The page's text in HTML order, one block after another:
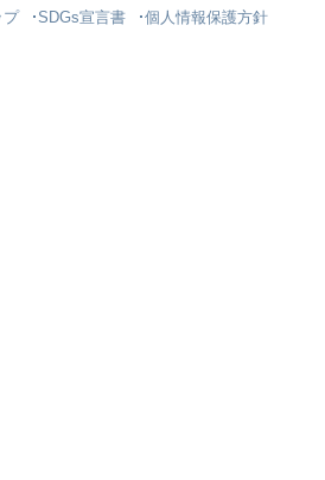
プ SDGs宣言書
個人情報保護方針